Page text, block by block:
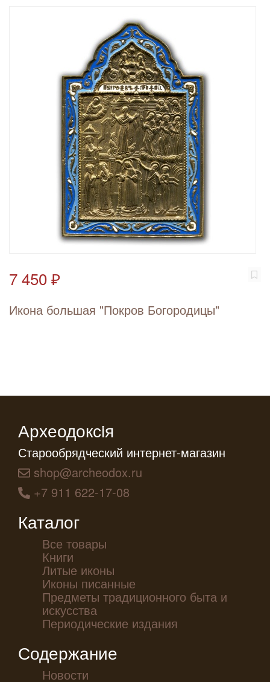
7 450 ₽
Икона большая "Покров Богородицы"
Археодоксiя
Старообрядческий интернет-магазин
shop@archeodox.ru
+7 911 622-17-08
Каталог
Все товары
Книги
Литые иконы
Иконы писанные
Предметы традиционного быта и
искусства
Периодические издания
Содержание
Новости